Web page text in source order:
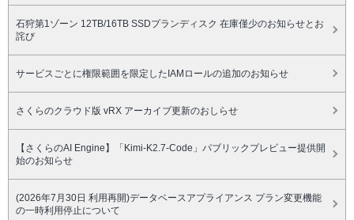
石狩第1ゾーン 12TB/16TB SSDプランディスク 在庫僅少のお知らせとお
詫び
サービスごとに権限範囲を限定したIAMロールの追加のお知らせ
さくらのクラウド版 vRX アーカイブ更新のおしらせ
【さくらのAI Engine】「Kimi-K2.7-Code」パブリックプレビュー提供開
始のお知らせ
(2026年7月30日 利用再開)データベースアプライアンス プラン変更機能
の一時利用停止について